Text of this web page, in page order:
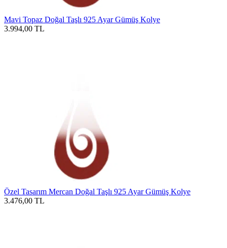
Mavi Topaz Doğal Taşlı 925 Ayar Gümüş Kolye
3.994,00 TL
Özel Tasarım Mercan Doğal Taşlı 925 Ayar Gümüş Kolye
3.476,00 TL